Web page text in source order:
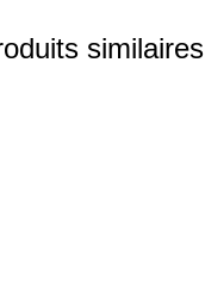
similaires